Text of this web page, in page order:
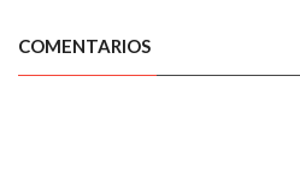
COMENTARIOS